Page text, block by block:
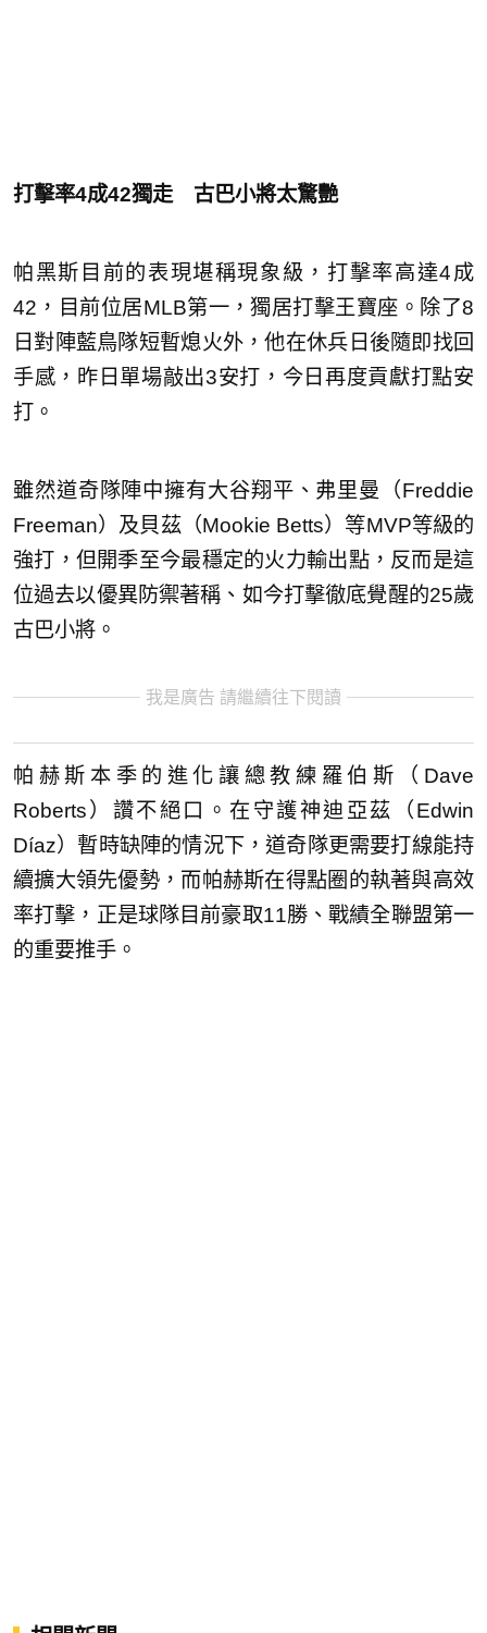
打擊率4成42獨走 古巴小將太驚艷
帕黑斯目前的表現堪稱現象級，打擊率高達4成
42，目前位居MLB第一，獨居打擊王寶座。除了8
日對陣藍鳥隊短暫熄火外，他在休兵日後隨即找回
手感，昨日單場敲出3安打，今日再度貢獻打點安
打。
雖然道奇隊陣中擁有大谷翔平、弗里曼（Freddie
Freeman）及貝茲（Mookie Betts）等MVP等級的
強打，但開季至今最穩定的火力輸出點，反而是這
位過去以優異防禦著稱、如今打擊徹底覺醒的25歲
古巴小將。
我是廣告 請繼續往下閱讀
帕赫斯本季的進化讓總教練羅伯斯（Dave
Roberts）讚不絕口。在守護神迪亞茲（Edwin
Díaz）暫時缺陣的情況下，道奇隊更需要打線能持
續擴大領先優勢，而帕赫斯在得點圈的執著與高效
率打擊，正是球隊目前豪取11勝、戰績全聯盟第一
的重要推手。